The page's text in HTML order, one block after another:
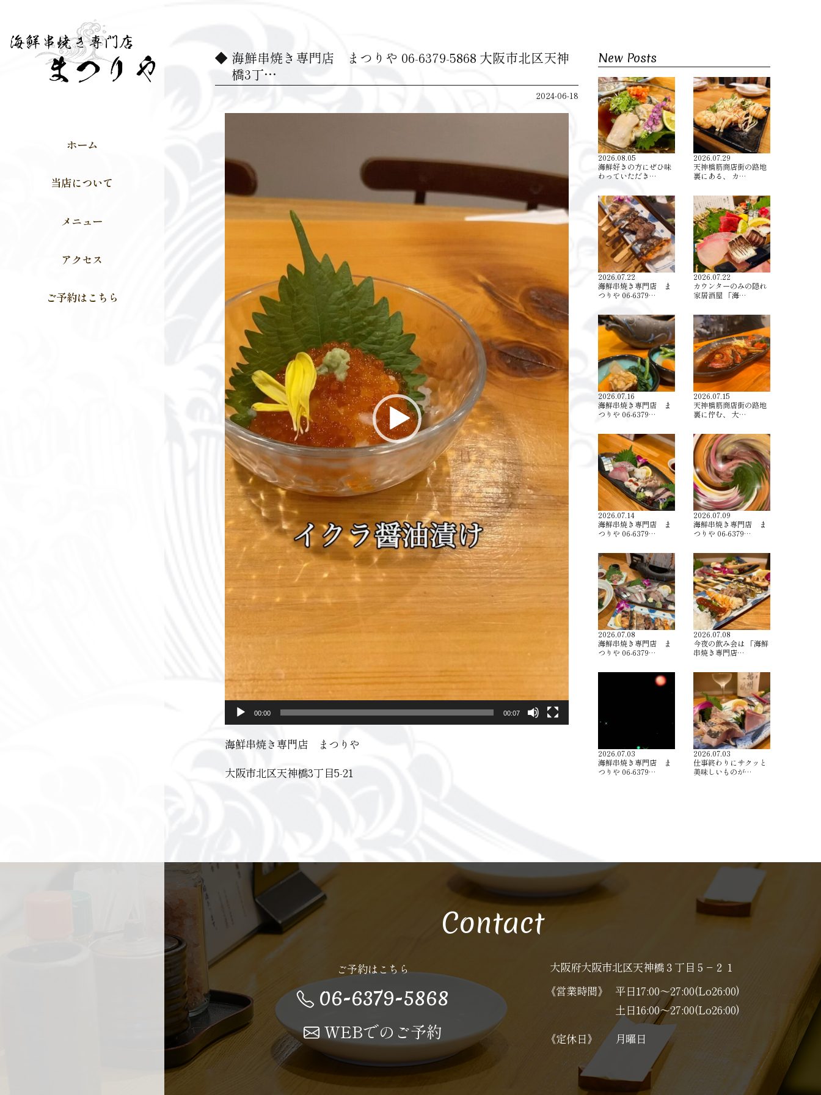
ホーム
当店について
メニュー
アクセス
ご予約はこちら
海鮮串焼き専門店 まつりや 06-6379-5868 大阪市北区天神
橋3丁…
2024-06-18
プ
ー
ヤ
00:00 00:07
海鮮串焼き専門店 まつりや
大阪市北区天神橋3丁目5-21
New Posts
2026.08.05
海鮮好きの方にぜひ味
わっていただき…
2026.07.29
天神橋筋商店街の路地
裏にある、 カ…
2026.07.22
海鮮串焼き専門店 ま
つりや 06-6379…
2026.07.22
カウンターのみの隠れ
家居酒屋 「海…
2026.07.16
海鮮串焼き専門店 ま
つりや 06-6379…
2026.07.15
天神橋筋商店街の路地
裏に佇む、 大…
2026.07.14
海鮮串焼き専門店 ま
つりや 06-6379…
2026.07.09
海鮮串焼き専門店 ま
つりや 06-6379…
2026.07.08
海鮮串焼き専門店 ま
つりや 06-6379…
2026.07.08
今夜の飲み会は 「海鮮
串焼き専門店…
2026.07.03
海鮮串焼き専門店 ま
つりや 06-6379…
2026.07.03
仕事終わりにサクッと
美味しいものが…
Contact
ご予約はこちら
06-6379-5868
WEBでのご予約
大阪府大阪市北区天神橋３丁目５−２１
《営業時間》
平日17:00～27:00(Lo26:00)
土日16:00～27:00(Lo26:00)
《定休日》
月曜日